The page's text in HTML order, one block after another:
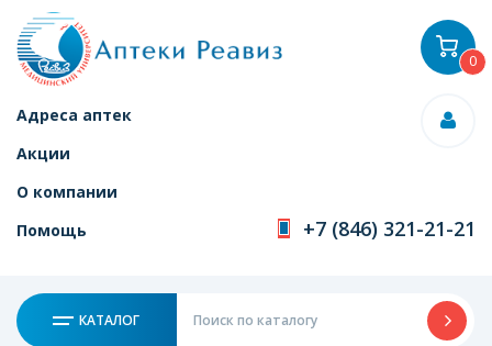
Адреса аптек
Акции
О компании
Помощь
+7 (846) 321-21-21
КАТАЛОГ
0